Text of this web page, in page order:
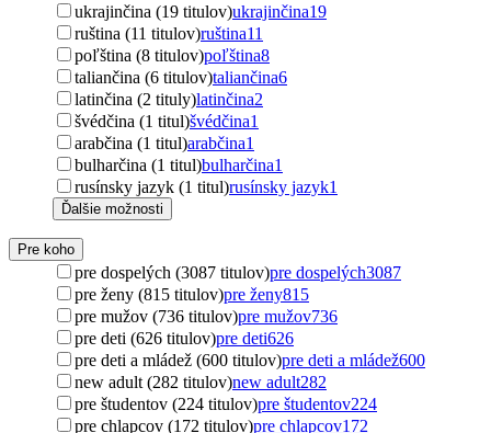
ukrajinčina (19 titulov)ukrajinčina19
ruština (11 titulov)ruština11
poľština (8 titulov)poľština8
taliančina (6 titulov)taliančina6
latinčina (2 tituly)latinčina2
švédčina (1 titul)švédčina1
arabčina (1 titul)arabčina1
bulharčina (1 titul)bulharčina1
rusínsky jazyk (1 titul)rusínsky jazyk1
Ďalšie možnosti
Pre koho
pre dospelých (3087 titulov)pre dospelých3087
pre ženy (815 titulov)pre ženy815
pre mužov (736 titulov)pre mužov736
pre deti (626 titulov)pre deti626
pre deti a mládež (600 titulov)pre deti a mládež600
new adult (282 titulov)new adult282
pre študentov (224 titulov)pre študentov224
pre chlapcov (172 titulov)pre chlapcov172